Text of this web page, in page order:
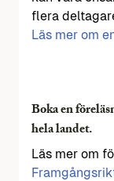
flera
Läs mer om
Boka en
hela landet.
Läs mer om